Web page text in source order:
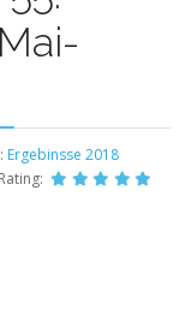
Ergebinsse 2018
Rating: